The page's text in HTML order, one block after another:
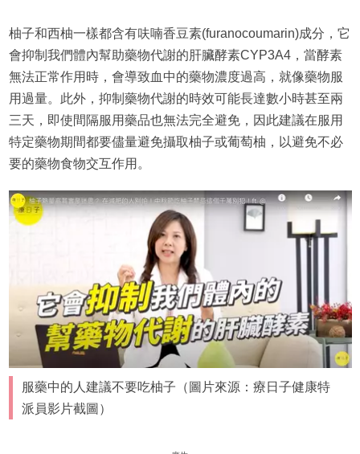
柚子和西柚一樣都含有呋喃香豆素(furanocoumarin)成分，它
會抑制我們體內幫助藥物代謝的肝臟酵素CYP3A4，當酵素
無法正常作用時，會導致血中的藥物濃度過高，就像藥物服
用過量。此外，抑制藥物代謝的時效可能長達數小時甚至兩
三天，即使間隔服用藥品也無法完全避免，因此建議在服用
特定藥物期間都要儘量避免攝取柚子或葡萄柚，以避免不必
要的藥物食物交互作用。
服藥中的人建議不要吃柚子（圖片來源：療日子健康特
派員影片截圖）